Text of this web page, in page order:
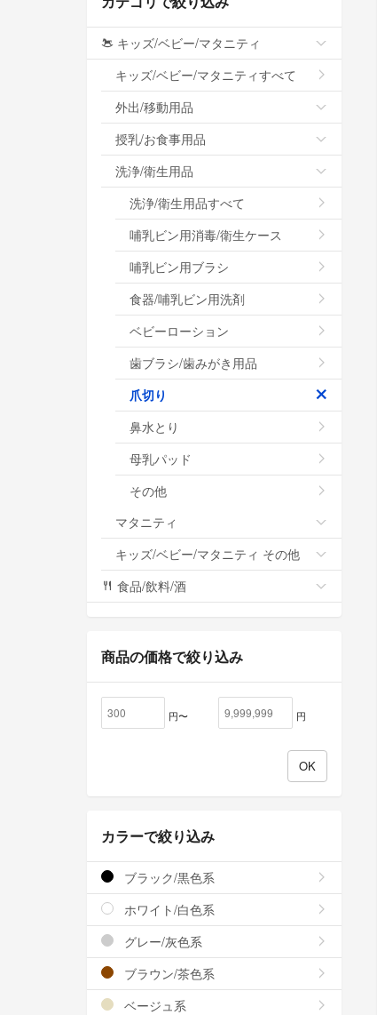
キッズ/ベビー/マタニティ
キッズ/ベビー/マタニティすべて
外出/移動用品
授乳/お食事用品
洗浄/衛生用品
洗浄/衛生用品すべて
哺乳ビン用消毒/衛生ケース
哺乳ビン用ブラシ
食器/哺乳ビン用洗剤
ベビーローション
歯ブラシ/歯みがき用品
爪切り
鼻水とり
母乳パッド
その他
マタニティ
キッズ/ベビー/マタニティ その他
食品/飲料/酒
商品の価格で絞り込み
円〜 円
カラーで絞り込み
ブラック/黒色系
ホワイト/白色系
グレー/灰色系
ブラウン/茶色系
ベージュ系